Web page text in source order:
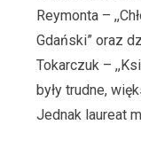
Reymonta –
Gdański” oraz
Tokarczuk –
były trudne,
Jednak laureat